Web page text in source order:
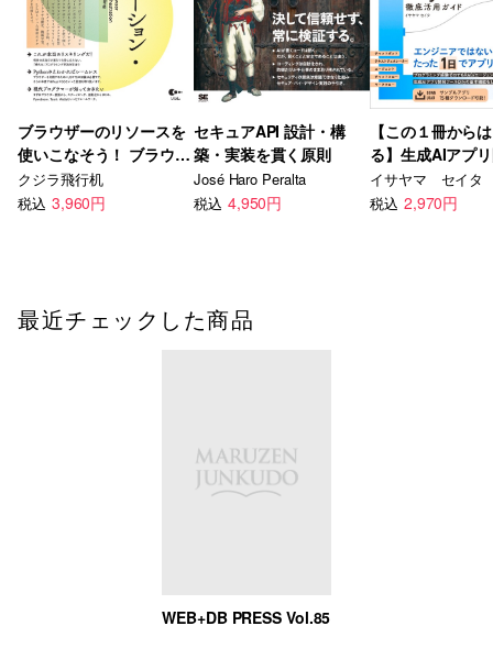
ブラウザーのリソースを
使いこなそう！ ブラウザ
ー・オーケストレーショ
ン・コーディング
クジラ飛行机
税込 3,960円
セキュアAPI 設計・構
築・実装を貫く原則
José Haro Peralta
税込 4,950円
【この１冊から
る】生成AIアプ
門 Dify 徹底活用
イサヤマ セイタ
税込 2,970円
最近チェックした商品
WEB+DB PRESS Vol.85